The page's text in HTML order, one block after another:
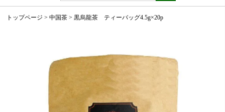
トップページ 中国茶 黒烏龍茶 ティーバッグ4.5g×20p